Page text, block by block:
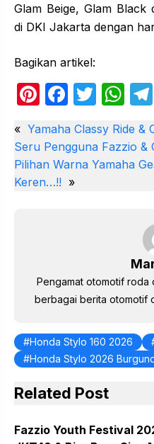
Glam Beige, Glam Black
di DKI Jakarta dengan
Bagikan artikel:
Pi
er
e
st
F
c
e
b
T
itt
er
W
at
s
« Yamaha Classy Ride &
Seru Pengguna Fazzio &
Pilihan Warna Yamaha
Keren…!! »
Pengamat otomotif roda
berbagai berita otomotif
Honda Stylo 160 2026
Honda Stylo 2026
Related Post
Fazzio Youth Festival